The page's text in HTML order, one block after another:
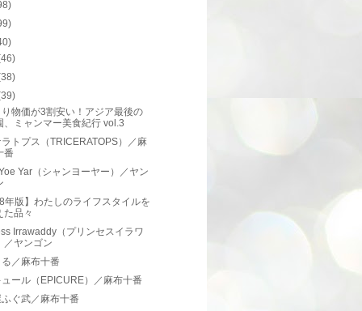
物価が3割安い！アジア最後の
、ミャンマー美食紀行 vol.3
トプス（TRICERATOPS）／麻
番
Yar（シャンヨーヤー）／ヤン
年版】わたしのライフスタイルを
た品々
Irrawaddy（プリンセスイラワ
／ヤンゴン
／麻布十番
ール（EPICURE）／麻布十番
ぐ武／麻布十番